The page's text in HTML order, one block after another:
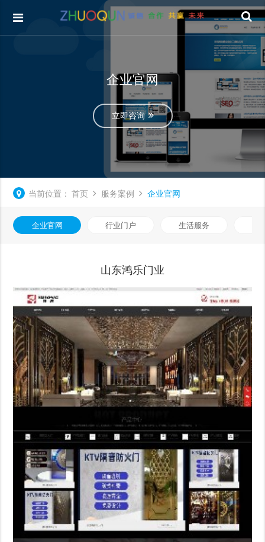
企业官网
立即咨询
当前位置： 首页 服务案例 企业官网
企业官网 行业门户 生活服务
山东鸿乐门业